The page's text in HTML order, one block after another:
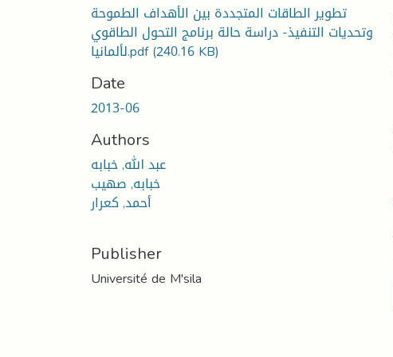
تطوير الطاقات المتجددة بين الأهداف الطموحة
وتحديات التنفيذ- دراسة حالة برنامج التحول الطاقوي
لألمانيا.pdf(240.16 KB)
Date
2013-06
Authors
عبد الله, خبابه
خبابه, صهيب
أحمد, كعرار
Publisher
Université de M'sila